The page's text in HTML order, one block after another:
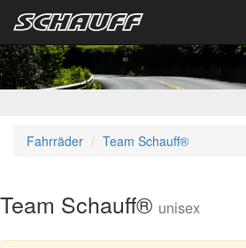
Fahrräder Team Schauff®
Team Schauff® unisex